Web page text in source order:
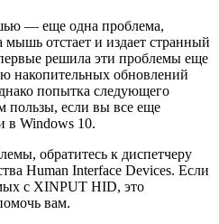
— еще одна проблема,
отстает и издает странный
решила эти проблемы еще
накопительных обновлений
попытка следующего
пользы, если вы все еще
в Windows 10.
обратитесь к диспетчеру
Human Interface Devices. Если
с XINPUT HID, это
вам.